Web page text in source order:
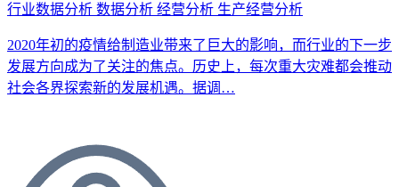
行业数据分析 数据分析 经营分析 生产经营分析
2020年初的疫情给制造业带来了巨大的影响，而行业的下一步
发展方向成为了关注的焦点。历史上，每次重大灾难都会推动
社会各界探索新的发展机遇。据调…